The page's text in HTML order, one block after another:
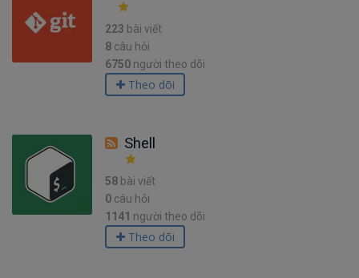
223 bài viết
8 câu hỏi
6750 người theo dõi
Theo dõi
Shell
58 bài viết
0 câu hỏi
1141 người theo dõi
Theo dõi